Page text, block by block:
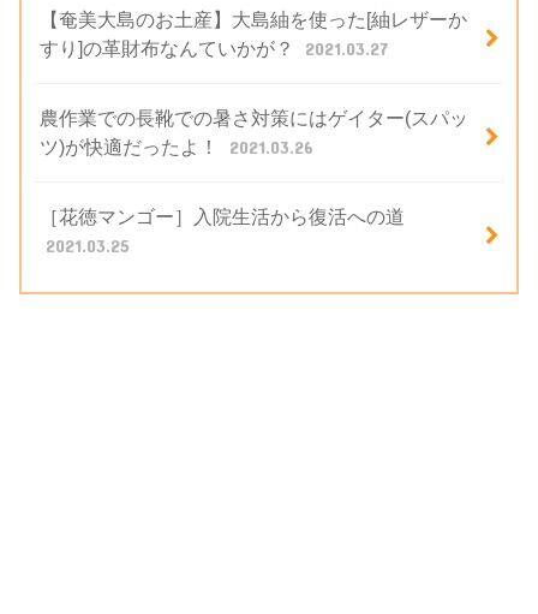
【奄美大島のお土産】大島紬を使った[紬レザーか
すり]の革財布なんていかが？
2021.03.27
農作業での長靴での暑さ対策にはゲイター(スパッ
ツ)が快適だったよ！
2021.03.26
［花徳マンゴー］入院生活から復活への道
2021.03.25